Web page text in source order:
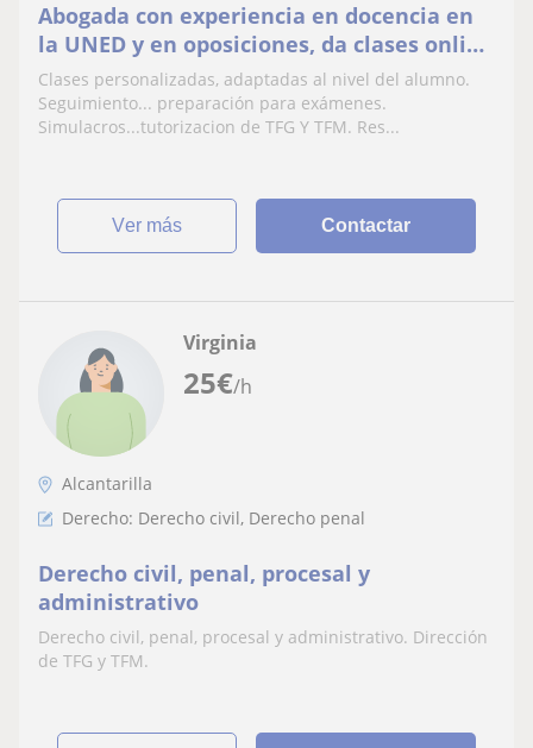
Abogada con experiencia en docencia en
la UNED y en oposiciones, da clases online
y presencial solo Murcia y alrededores.
Clases personalizadas, adaptadas al nivel del alumno.
Seguimiento... preparación para exámenes.
Simulacros...tutorizacion de TFG Y TFM. Res...
ver más Contactar
25€/h
Virginia
Alcantarilla
Derecho: Derecho civil, Derecho penal
Derecho civil, penal, procesal y
administrativo
Derecho civil, penal, procesal y administrativo. Dirección
de TFG y TFM.